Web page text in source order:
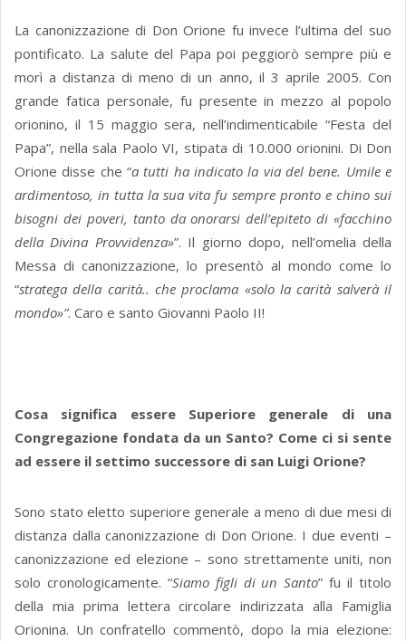
La canonizzazione di Don Orione fu invece l’ultima del suo
pontificato. La salute del Papa poi peggiorò sempre più e
morì a distanza di meno di un anno, il 3 aprile 2005. Con
grande fatica personale, fu presente in mezzo al popolo
orionino, il 15 maggio sera, nell’indimenticabile “Festa del
Papa”, nella sala Paolo VI, stipata di 10.000 orionini. Di Don
Orione disse che “a tutti ha indicato la via del bene. Umile e
ardimentoso, in tutta la sua vita fu sempre pronto e chino sui
bisogni dei poveri, tanto da onorarsi dell’epiteto di «facchino
della Divina Provvidenza»”. Il giorno dopo, nell’omelia della
Messa di canonizzazione, lo presentò al mondo come lo
“stratega della carità.. che proclama «solo la carità salverà il
mondo»”. Caro e santo Giovanni Paolo II!
Cosa significa essere Superiore generale di una
Congregazione fondata da un Santo? Come ci si sente
ad essere il settimo successore di san Luigi Orione?
Sono stato eletto superiore generale a meno di due mesi di
distanza dalla canonizzazione di Don Orione. I due eventi –
canonizzazione ed elezione – sono strettamente uniti, non
solo cronologicamente. “Siamo figli di un Santo” fu il titolo
della mia prima lettera circolare indirizzata alla Famiglia
Orionina. Un confratello commentò, dopo la mia elezione: